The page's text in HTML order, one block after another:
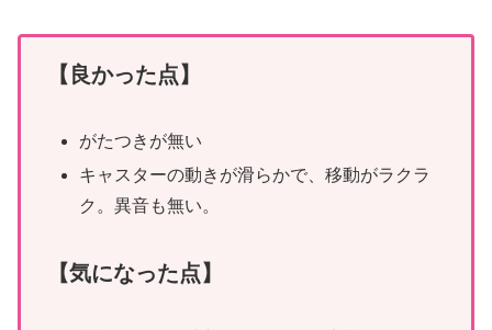
【良かった点】
がたつきが無い
キャスターの動きが滑らかで、移動がラクラ
ク。異音も無い。
【気になった点】